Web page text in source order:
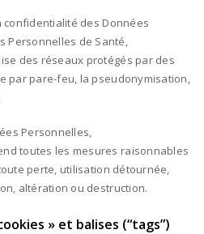
des Données
Personnelles de Santé,
des réseaux protégés par des
par pare-feu, la pseudonymisation,
Personnelles,
toutes les mesures raisonnables
perte, utilisation détournée,
altération ou destruction.
» et balises (“tags”)